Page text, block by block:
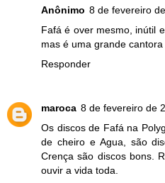
Anônimo 8 de fevereiro
Fafá é over mesmo, inútil
mas é uma grande cantora
Responder
maroca 8 de fevereiro de
Os discos de Fafá na
de cheiro e Agua, são
Crença são discos bons.
ouvir a vida toda.